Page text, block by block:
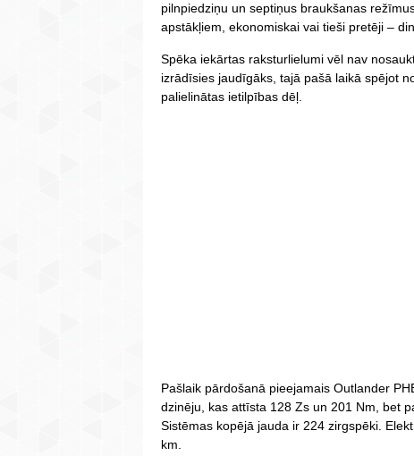
pilnpiedziņu un septiņus braukšanas
apstākļiem, ekonomiskai vai tieši pretēji –
Spēka iekārtas raksturlielumi vēl nav
izrādīsies jaudīgāks, tajā pašā laikā spējot
palielinātas ietilpības dēļ.
Pašlaik pārdošanā pieejamais Outlander
dzinēju, kas attīsta 128 Zs un 201 Nm, bet
Sistēmas kopējā jauda ir 224 zirgspēki.
km.